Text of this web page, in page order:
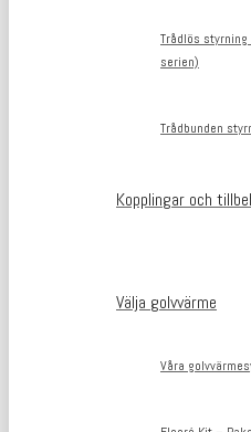
Trådlös styrning
serien)
Trådbunden
Kopplingar och
Välja golvvärme
Våra